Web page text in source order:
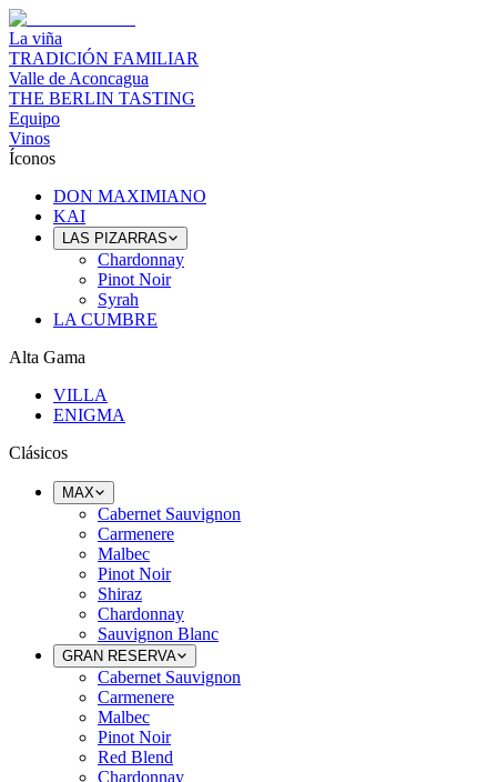
La viña
TRADICIÓN FAMILIAR
Valle de Aconcagua
THE BERLIN TASTING
Equipo
Vinos
Íconos
DON MAXIMIANO
KAI
LAS PIZARRAS
Chardonnay
Pinot Noir
Syrah
LA CUMBRE
Alta Gama
VILLA
ENIGMA
Clásicos
MAX
Cabernet Sauvignon
Carmenere
Malbec
Pinot Noir
Shiraz
Chardonnay
Sauvignon Blanc
GRAN RESERVA
Cabernet Sauvignon
Carmenere
Malbec
Pinot Noir
Red Blend
Chardonnay